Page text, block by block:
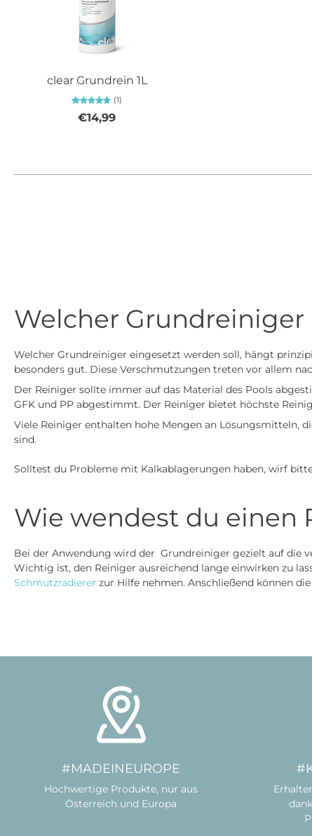
clear Grundrein 1L
(1)
€14,99
Welcher
Welcher Grundreiniger eingesetzt werden soll, hängt
besonders gut. Diese Verschmutzungen treten vor allem
Der Reiniger sollte immer auf das Material des Pools
GFK und PP abgestimmt. Der Reiniger bietet höchste
Viele Reiniger enthalten hohe Mengen an Lösungsmitteln,
sind.
Solltest du Probleme mit Kalkablagerungen haben, wirf
Wie wendest du einen
Bei der Anwendung wird der Grundreiniger gezielt auf die
Wichtig ist, den Reiniger ausreichend lange einwirken zu
Schmutzradierer zur Hilfe nehmen. Anschließend können
#MADEINEUROPE
Hochwertige Produkte, nur aus
Österreich und Europa